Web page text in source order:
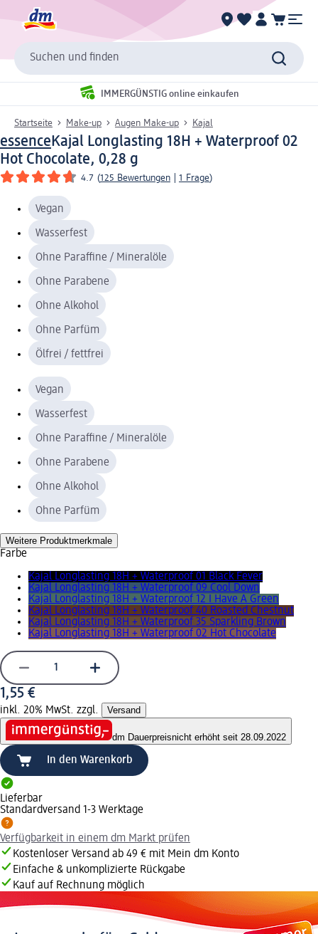
Suchen und finden
IMMERGÜNSTIG online einkaufen
Startseite Make-up Augen Make-up Kajal
essence Kajal Longlasting 18H + Waterproof 02
Hot Chocolate, 0,28 g
4.7 (125 Bewertungen 1 Frage)
Vegan
Wasserfest
Ohne Paraffine / Mineralöle
Ohne Parabene
Ohne Alkohol
Ohne Parfüm
Ölfrei / fettfrei
Vegan
Wasserfest
Ohne Paraffine / Mineralöle
Ohne Parabene
Ohne Alkohol
Ohne Parfüm
Weitere Produktmerkmale
Farbe
Kajal Longlasting 18H + Waterproof 01 Black Fever
Kajal Longlasting 18H + Waterproof 09 Cool Down
Kajal Longlasting 18H + Waterproof 12 I Have A Green
Kajal Longlasting 18H + Waterproof 40 Roasted Chestnut
Kajal Longlasting 18H + Waterproof 35 Sparkling Brown
Kajal Longlasting 18H + Waterproof 02 Hot Chocolate
1,55 €
inkl. 20% MwSt. zzgl. Versand
dm Dauerpreisnicht erhöht seit 28.09.2022
In den Warenkorb
Lieferbar
Standardversand 1-3 Werktage
Verfügbarkeit in einem dm Markt prüfen
Kostenloser Versand ab 49 € mit Mein dm Konto
Einfache & unkomplizierte Rückgabe
Kauf auf Rechnung möglich